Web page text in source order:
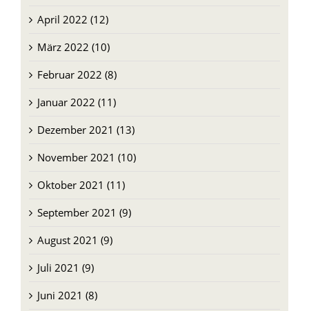
April 2022 (12)
März 2022 (10)
Februar 2022 (8)
Januar 2022 (11)
Dezember 2021 (13)
November 2021 (10)
Oktober 2021 (11)
September 2021 (9)
August 2021 (9)
Juli 2021 (9)
Juni 2021 (8)